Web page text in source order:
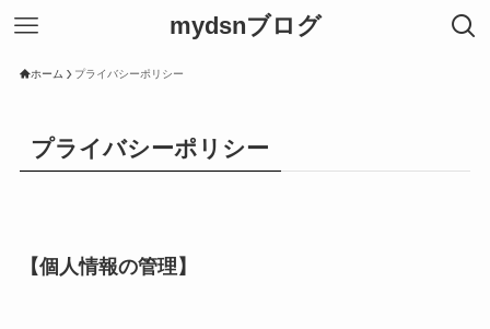
mydsnブログ
ホーム プライバシーポリシー
プライバシーポリシー
【個人情報の管理】